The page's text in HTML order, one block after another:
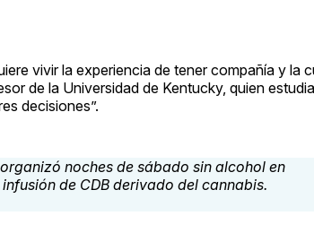
vivir la experiencia de tener compañía y la
de la Universidad de Kentucky, quien
decisiones”.